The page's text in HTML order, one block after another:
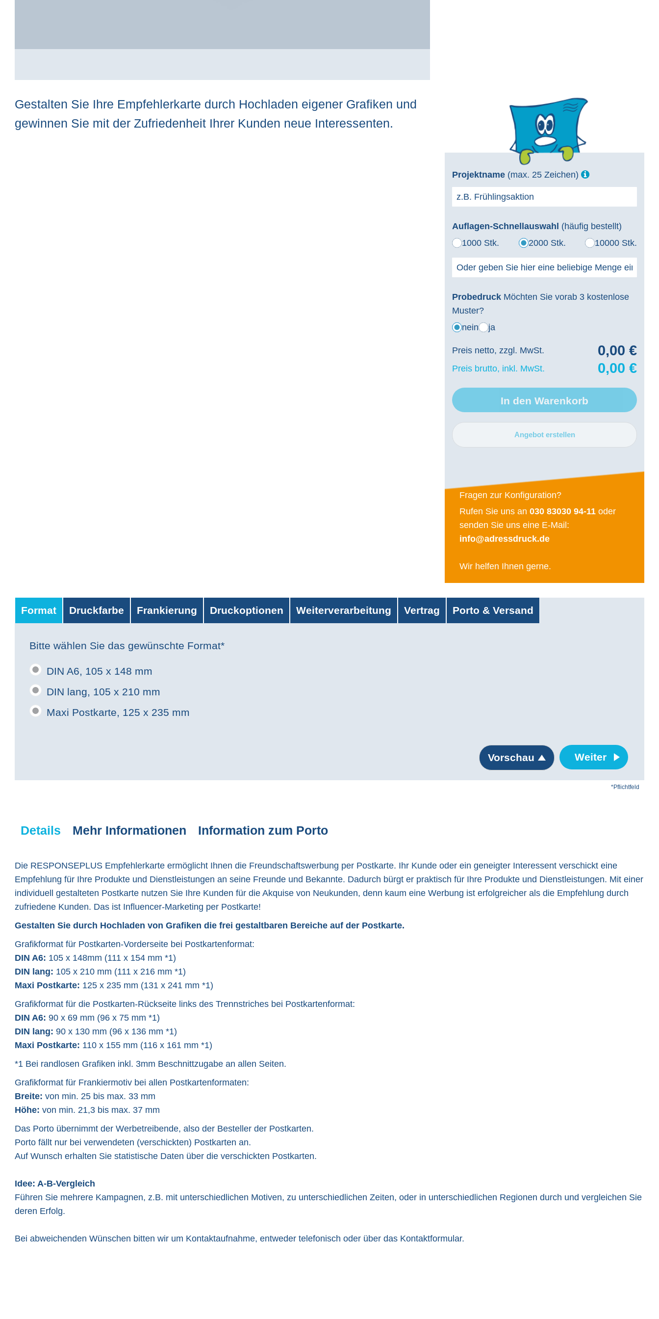
Anfang
Bildergalerie
Gestalten Sie Ihre Empfehlerkarte durch Hochladen eigener Grafiken und
gewinnen Sie mit der Zufriedenheit Ihrer Kunden neue Interessenten.
Projektname (max. 25 Zeichen)
Auflagen-Schnellauswahl (häufig bestellt)
1000 Stk.
2000 Stk. 10000 Stk.
Probedruck Möchten Sie vorab 3 kostenlose
Muster?
nein
ja
Preis brutto, inkl. MwSt. 0,00 €
Preis netto, zzgl. MwSt. 0,00 €
In den Warenkorb
Angebot erstellen
Fragen zur Konfiguration?
Rufen Sie uns an030 83030 94-11 oder
senden Sie uns eine E-Mail:
info@adressdruck.de
Wir helfen Ihnen gerne.
Format Druckfarbe Frankierung Druckoptionen Weiterverarbeitung Vertrag Porto & Versand
Bitte wählen Sie das gewünschte Format
DIN A6, 105 x 148 mm
DIN lang, 105 x 210 mm
Maxi Postkarte, 125 x 235 mm
Vorschau Weiter
*Pflichtfeld
Details
Die RESPONSEPLUS Empfehlerkarte ermöglicht Ihnen die Freundschaftswerbung per Postkarte. Ihr Kunde oder ein geneigter Interessent verschickt eine
Empfehlung für Ihre Produkte und Dienstleistungen an seine Freunde und Bekannte. Dadurch bürgt er praktisch für Ihre Produkte und Dienstleistungen. Mit einer
individuell gestalteten Postkarte nutzen Sie Ihre Kunden für die Akquise von Neukunden, denn kaum eine Werbung ist erfolgreicher als die Empfehlung durch
zufriedene Kunden. Das ist Influencer-Marketing per Postkarte!
Gestalten Sie durch Hochladen von Grafiken die frei gestaltbaren Bereiche auf der Postkarte.
Grafikformat für Postkarten-Vorderseite bei Postkartenformat:
DIN A6: 105 x 148mm (111 x 154 mm *1)
DIN lang: 105 x 210 mm (111 x 216 mm *1)
Maxi Postkarte: 125 x 235 mm (131 x 241 mm *1)
Grafikformat für die Postkarten-Rückseite links des Trennstriches bei Postkartenformat:
DIN A6: 90 x 69 mm (96 x 75 mm *1)
DIN lang: 90 x 130 mm (96 x 136 mm *1)
Maxi Postkarte: 110 x 155 mm (116 x 161 mm *1)
*1 Bei randlosen Grafiken inkl. 3mm Beschnittzugabe an allen Seiten.
Grafikformat für Frankiermotiv bei allen Postkartenformaten:
Breite: von min. 25 bis max. 33 mm
Höhe: von min. 21,3 bis max. 37 mm
Das Porto übernimmt der Werbetreibende, also der Besteller der Postkarten.
Porto fällt nur bei verwendeten (verschickten) Postkarten an.
Auf Wunsch erhalten Sie statistische Daten über die verschickten Postkarten.
Idee: A-B-Vergleich
Führen Sie mehrere Kampagnen, z.B. mit unterschiedlichen Motiven, zu unterschiedlichen Zeiten, oder in unterschiedlichen Regionen durch und vergleichen Sie
deren Erfolg.
Bei abweichenden Wünschen bitten wir um Kontaktaufnahme, entweder telefonisch oder über das Kontaktformular.
Mehr Informationen Information zum Porto